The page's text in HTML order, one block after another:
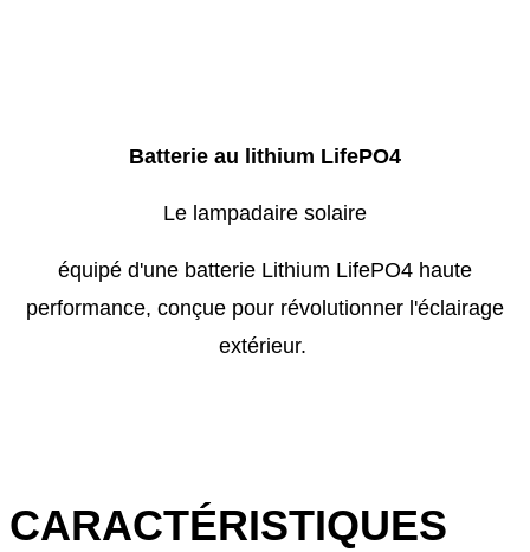
Batterie au lithium LifePO4
Le lampadaire solaire
équipé d'une batterie Lithium LifePO4 haute
performance, conçue pour révolutionner l'éclairage
extérieur.
CARACTÉRISTIQUES